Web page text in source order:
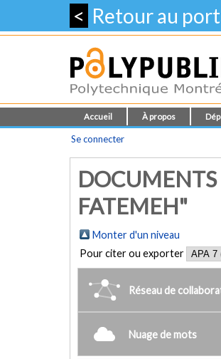
< Retour au
Accueil À propos
Se connecter
FATEMEH"
Monter d'un niveau
Pour citer ou exporter
Réseau de
Nuage de mots